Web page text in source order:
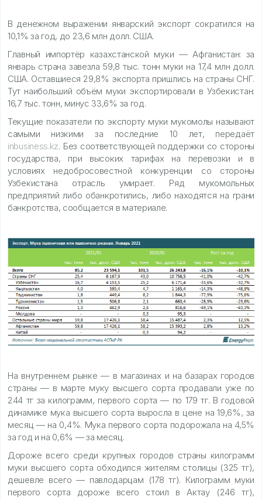
В денежном выражении январский экспорт сократился на
10,1% за год, до 23,6 млн долл. США.
Главный импортёр казахстанской муки — Афганистан: за
январь страна завезла 59,8 тыс. тонн муки на 17,4 млн долл.
США. Оставшиеся 29,8% экспорта пришлись на страны СНГ.
Тут наибольший объём муки экспортировали в Узбекистан:
16,7 тыс. тонн, минус 33,6% за год.
Текущие показатели по экспорту муки мукомолы называют
самыми низкими за последние 10 лет, передаёт
inbusiness.kz. Без соответствующей поддержки со стороны
государства, при высоких тарифах на перевозки и в
условиях недобросовестной конкуренции со стороны
Узбекистана отрасль умирает. Ряд мукомольных
предприятий либо обанкротились, либо находятся на грани
банкротства, сообщается в материале.
На внутреннем рынке — в магазинах и на базарах городов
страны — в марте муку высшего сорта продавали уже по
244 тг за килограмм, первого сорта — по 179 тг. В годовой
динамике мука высшего сорта выросла в цене на 19,6%, за
месяц — на 0,4%. Мука первого сорта подорожала на 4,5%
за год и на 0,6% — за месяц.
Дороже всего среди крупных городов страны килограмм
муки высшего сорта обходился жителям столицы (325 тг),
дешевле всего — павлодарцам (178 тг). Килограмм муки
первого сорта дороже всего стоил в Актау (246 тг),